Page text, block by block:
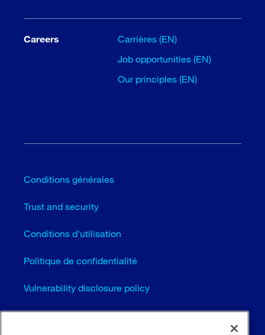
Careers
Carrières (EN)
Job opportunities (EN)
Our principles (EN)
Conditions générales
Trust and security
Conditions d'utilisation
Politique de confidentialité
Vulnerability disclosure policy
Cookie settings (EN)